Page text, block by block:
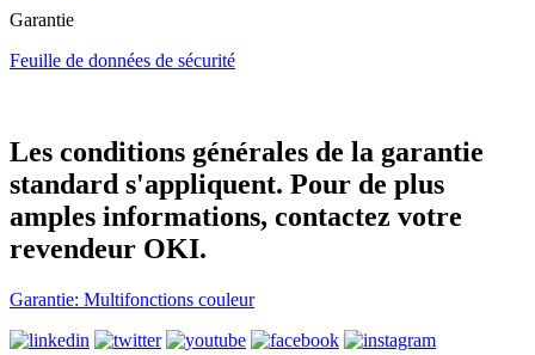
Garantie
Feuille de données de sécurité
Les conditions générales de la garantie
standard s'appliquent. Pour de plus
amples informations, contactez votre
revendeur OKI.
Garantie: Multifonctions couleur